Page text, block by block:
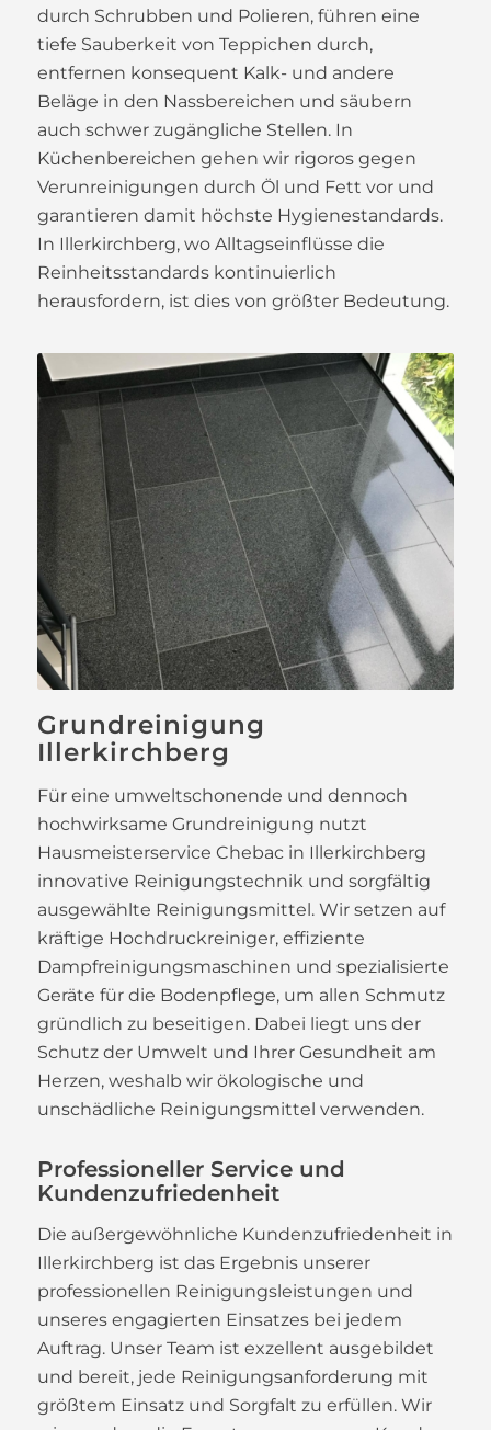
durch Schrubben und Polieren, führen eine
tiefe Sauberkeit von Teppichen durch,
entfernen konsequent Kalk- und andere
Beläge in den Nassbereichen und säubern
auch schwer zugängliche Stellen. In
Küchenbereichen gehen wir rigoros gegen
Verunreinigungen durch Öl und Fett vor und
garantieren damit höchste Hygienestandards.
In Illerkirchberg, wo Alltagseinflüsse die
Reinheitsstandards kontinuierlich
herausfordern, ist dies von größter Bedeutung.
Grundreinigung
Illerkirchberg
Für eine umweltschonende und dennoch
hochwirksame Grundreinigung nutzt
Hausmeisterservice Chebac in Illerkirchberg
innovative Reinigungstechnik und sorgfältig
ausgewählte Reinigungsmittel. Wir setzen auf
kräftige Hochdruckreiniger, effiziente
Dampfreinigungsmaschinen und spezialisierte
Geräte für die Bodenpflege, um allen Schmutz
gründlich zu beseitigen. Dabei liegt uns der
Schutz der Umwelt und Ihrer Gesundheit am
Herzen, weshalb wir ökologische und
unschädliche Reinigungsmittel verwenden.
Professioneller Service und
Kundenzufriedenheit
Die außergewöhnliche Kundenzufriedenheit in
Illerkirchberg ist das Ergebnis unserer
professionellen Reinigungsleistungen und
unseres engagierten Einsatzes bei jedem
Auftrag. Unser Team ist exzellent ausgebildet
und bereit, jede Reinigungsanforderung mit
größtem Einsatz und Sorgfalt zu erfüllen. Wir